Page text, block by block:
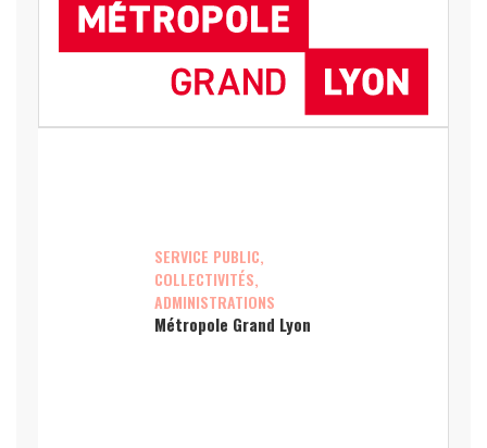
SERVICE PUBLIC,
COLLECTIVITÉS,
ADMINISTRATIONS
Métropole Grand Lyon